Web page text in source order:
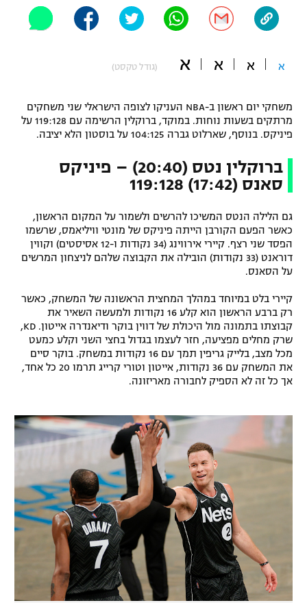
"מחצית בשכונה" – פודקאסט
משתתפים וזוכים בפרסים
תקנון משתתפים וזוכים בפרסים
תקנון עבור פעילות אלקטרה
תקנון עבור פעילות ספורט 1 – "מרלן"
טניס
גיימינג E-Sports
מדיניות פרטיות
תקנון פעילות ספורט 1
רשיון להקרנה פומבית לבית עסק
הצטרפות לחבילת הערוצים
המגזין
אופניים
ספורט מוטורי
פוטבול אמריקאי NFL
ספורט אתגרי ואקסטרים
אומנויות לחימה
גיימינג E-Sports
א א א א (גודל טקסט)
משחקי יום ראשון ב-NBA העניקו לצופה הישראלי שני משחקים
מרתקים בשעות נוחות. במוקד, ברוקלין הרשימה עם 119:128 על
פיניקס. בנוסף, שארלוט גברה 104:125 על בוסטון הלא יציבה.
ברוקלין נטס (20:40) – פיניקס
סאנס (17:42)
119:128
גם הלילה הנטס המשיכו להרשים ולשמור על המקום הראשון,
כאשר הפעם הקורבן הייתה פיניקס של מונטי וויליאמס, שרשמו
הפסד שני רצף. קיירי אירווינג (34 נקודות ו-12 אסיסטים) וקווין
דוראנט (33 נקודות) הובילה את הקבוצה שלהם לניצחון המרשים
על הסאנס.
קיירי בלט במיוחד במהלך המחצית הראשונה של המשחק, כאשר
רק ברבע הראשון הוא קלע 16 נקודות ולמעשה השאיר את
קבוצתו בתמונה מול היכולת של דווין בוקר ודיאנדרה אייטון. KD,
שרק מחלים מפציעה, חזר לעצמו בגדול בחצי השני וקלע כמעט
מכל מצב, בלייק גריפין תמך עם 16 נקודות במשחק. בוקר סיים
את המשחק עם 36 נקודות, אייטון וטורי קרייג תרמו 20 כל אחד,
אך כל זה לא הספיק לחבורה מאריזונה.